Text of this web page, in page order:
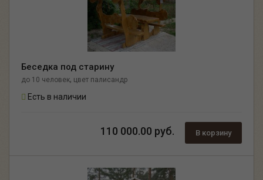
Беседка под старину
до 10 человек, цвет палисандр
Есть в наличии
110 000.00 руб. В корзину